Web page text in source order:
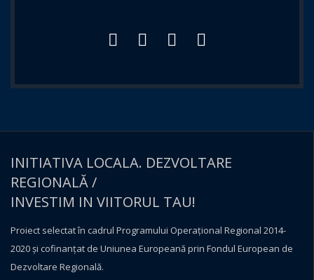
INITIATIVA LOCALA. DEZVOLTARE
REGIONALĂ /
INVESTIM IN VIITORUL TAU!
Proiect selectat în cadrul Programului Operațional Regional 2014-
2020 și cofinanțat de Uniunea Europeană prin Fondul European de
Dezvoltare Regională.